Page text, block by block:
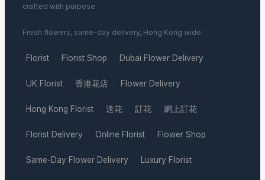
crafted with purpose.
Fresh flowers, same-day delivery, Hong Kong wide.
Florist · Florist Shop · Dubai Flower Delivery ·
UK Florist · 香港花店 · Flower Delivery ·
Hong Kong Florist · 送花 · 訂花 · 網上訂花 ·
Florist Delivery · Online Florist · Flower Shop ·
Same-Day Flower Delivery · Luxury Florist ·